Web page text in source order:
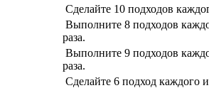
Сделайте 10 подходов
Выполните 8 подходов
раза.
Выполните 9 подходов
раза.
Сделайте 6 подход каждого